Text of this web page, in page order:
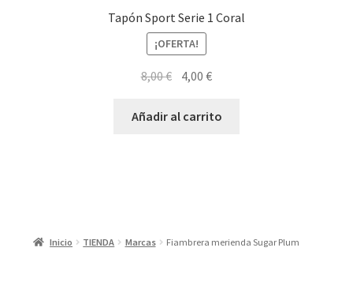
Tapón Sport Serie 1 Coral
¡OFERTA!
8,00€ El
original
4,00€El
actual
Añadir al carrito
Inicio TIENDA Marcas Fiambrera merienda Sugar Plum